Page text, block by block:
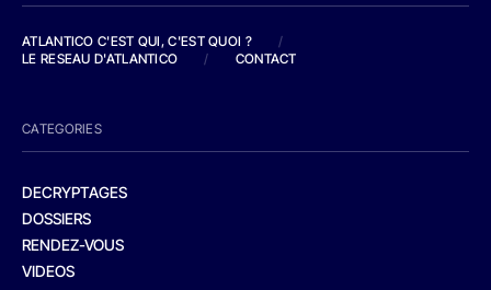
ATLANTICO C'EST QUI, C'EST QUOI ?
/
LE RESEAU D'ATLANTICO
/ CONTACT
CATEGORIES
DECRYPTAGES
DOSSIERS
RENDEZ-VOUS
VIDEOS